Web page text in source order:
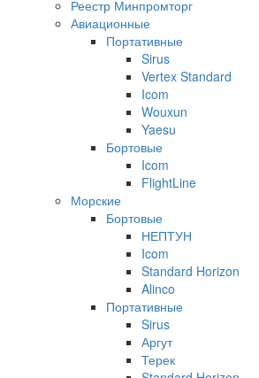
Реестр Минпромторг
Авиационные
Портативные
Sirus
Vertex Standard
Icom
Wouxun
Yaesu
Бортовые
Icom
FlightLine
Морские
Бортовые
НЕПТУН
Icom
Standard Horizon
Alinco
Портативные
Sirus
Аргут
Терек